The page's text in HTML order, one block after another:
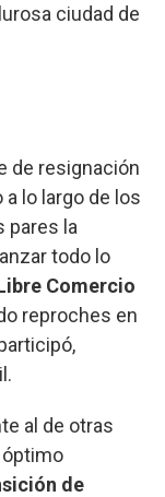
ciudad de
de resignación
lo largo de los
pares la
todo lo
Comercio
reproches en
al de otras
óptimo
de